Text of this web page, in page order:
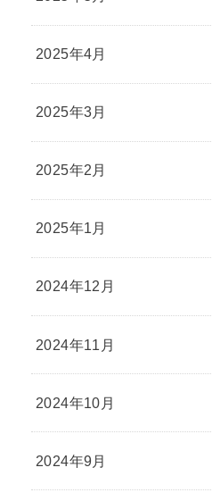
2025年4月
2025年3月
2025年2月
2025年1月
2024年12月
2024年11月
2024年10月
2024年9月